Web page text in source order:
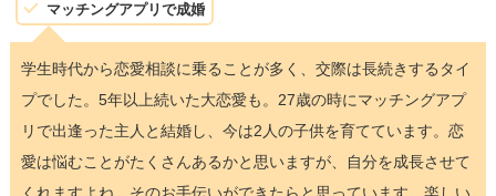
マッチングアプリで成婚
学生時代から恋愛相談に乗ることが多く、交際は長続きするタイ
プでした。5年以上続いた大恋愛も。27歳の時にマッチングアプ
リで出逢った主人と結婚し、今は2人の子供を育てています。恋
愛は悩むことがたくさんあるかと思いますが、自分を成長させて